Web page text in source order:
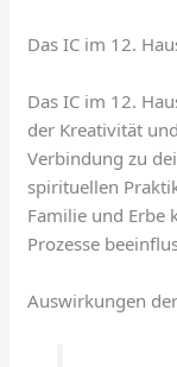
Das IC im 12.
Das IC im 12.
der Kreativität
Verbindung zu
spirituellen
Familie und Erbe
Prozesse
Auswirkungen